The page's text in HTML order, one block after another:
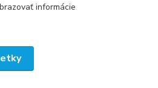
informácie